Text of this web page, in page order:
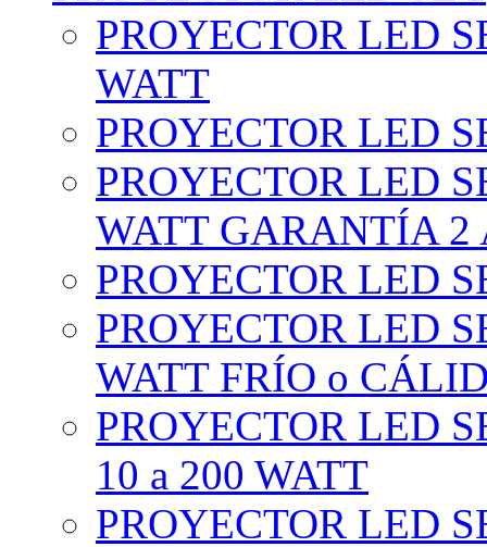
PROYECTOR LED
WATT
PROYECTOR LED
PROYECTOR LED
WATT GARANTÍA 2
PROYECTOR LED
PROYECTOR LED
WATT FRÍO o
PROYECTOR LED
10 a 200 WATT
PROYECTOR LED